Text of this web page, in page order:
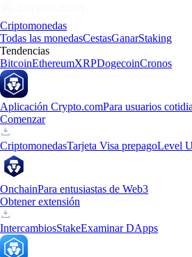
Criptomonedas
Todas las monedasCestasGanarStaking
Tendencias
BitcoinEthereumXRPDogecoinCronos
Aplicación Crypto.comPara usuarios
Comenzar
CriptomonedasTarjeta Visa prepagoLevel
OnchainPara entusiastas de Web3
Obtener extensión
IntercambiosStakeExaminar DApps